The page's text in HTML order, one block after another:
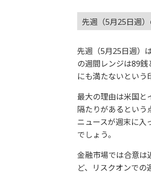
先週（5月25日週
先週（5月25日週）
の週間レンジは89
にも満たないという
最大の理由は米国と
隔たりがあるという
ニュースが週末に入
でしょう。
金融市場では合意は
ど、リスクオンで